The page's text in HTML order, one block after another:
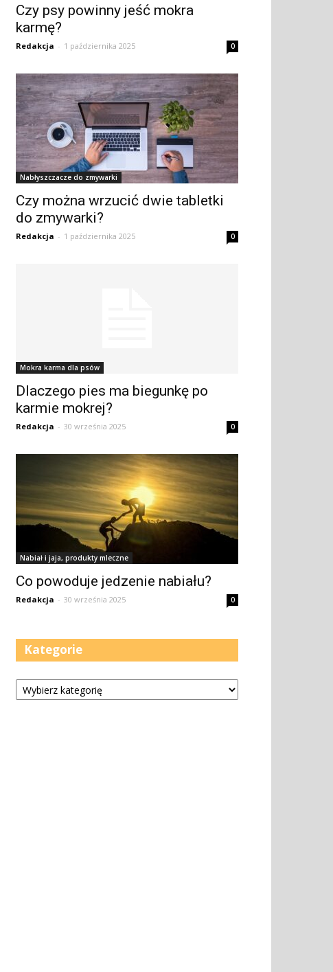
Czy psy powinny jeść mokra
karmę?
Redakcja - 1 października 2025 0
Nabłyszczacze do zmywarki
Czy można wrzucić dwie tabletki
do zmywarki?
Redakcja - 1 października 2025 0
Mokra karma dla psów
Dlaczego pies ma biegunkę po
karmie mokrej?
Redakcja - 30 września 2025 0
Nabiał i jaja, produkty mleczne
Co powoduje jedzenie nabiału?
Redakcja - 30 września 2025 0
Kategorie
Kategorie